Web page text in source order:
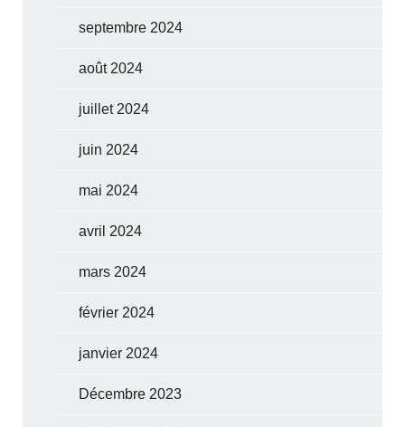
septembre 2024
août 2024
juillet 2024
juin 2024
mai 2024
avril 2024
mars 2024
février 2024
janvier 2024
Décembre 2023